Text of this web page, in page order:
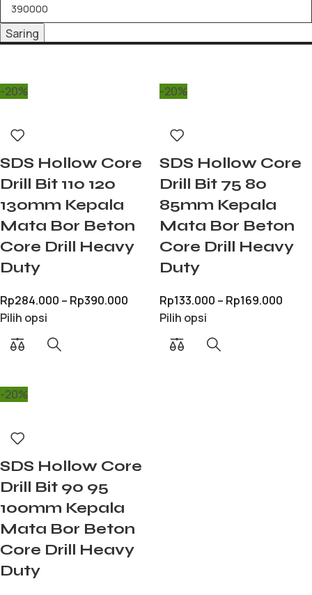
Saring
-20%
SDS Hollow Core
Drill Bit 110 120
130mm Kepala
Mata Bor Beton
Core Drill Heavy
Duty
Rp284.000 – Rp390.000
Pilih opsi
-20%
SDS Hollow Core
Drill Bit 75 80
85mm Kepala
Mata Bor Beton
Core Drill Heavy
Duty
Rp133.000 – Rp169.000
Pilih opsi
-20%
SDS Hollow Core
Drill Bit 90 95
100mm Kepala
Mata Bor Beton
Core Drill Heavy
Duty